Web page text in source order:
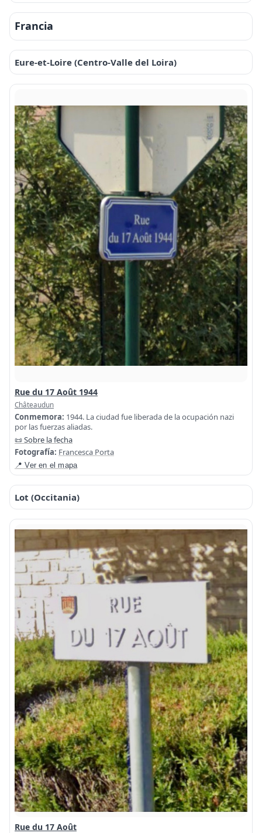
Francia
Eure-et-Loire (Centro-Valle del Loira)
Rue du 17 Août 1944
Châteaudun
Conmemora: 1944. La ciudad fue liberada de la ocupación nazi
por las fuerzas aliadas.
📜 Sobre la fecha
Fotografía: Francesca Porta
📍 Ver en el mapa
Lot (Occitania)
Rue du 17 Août